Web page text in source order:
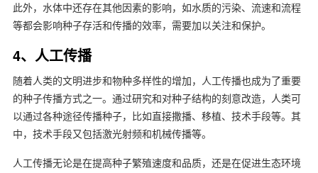
此外，水体中还存在其他因素的影响，如水质的污染、流速和流程
等都会影响种子存活和传播的效率，需要加以关注和保护。
4、人工传播
随着人类的文明进步和物种多样性的增加，人工传播也成为了重要
的种子传播方式之一。通过研究和对种子结构的刻意改造，人类可
以通过各种途径传播种子，比如直接撒播、移植、技术手段等。其
中，技术手段又包括激光射频和机械传播等。
人工传播无论是在提高种子繁殖速度和品质，还是在促进生态环境